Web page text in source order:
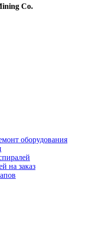
Co.
оборудования
на заказ